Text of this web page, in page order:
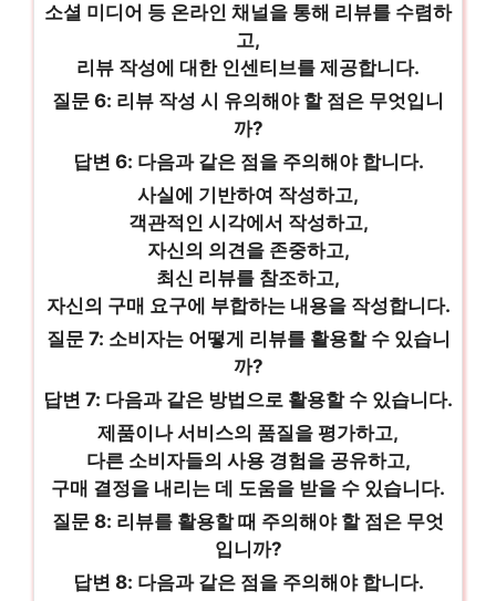
소셜 미디어 등 온라인 채널을 통해 리뷰를 수렴하
고,
리뷰 작성에 대한 인센티브를 제공합니다.
질문 6: 리뷰 작성 시 유의해야 할 점은 무엇입니
까?
답변 6: 다음과 같은 점을 주의해야 합니다.
사실에 기반하여 작성하고,
객관적인 시각에서 작성하고,
자신의 의견을 존중하고,
최신 리뷰를 참조하고,
자신의 구매 요구에 부합하는 내용을 작성합니다.
질문 7: 소비자는 어떻게 리뷰를 활용할 수 있습니
까?
답변 7: 다음과 같은 방법으로 활용할 수 있습니다.
제품이나 서비스의 품질을 평가하고,
다른 소비자들의 사용 경험을 공유하고,
구매 결정을 내리는 데 도움을 받을 수 있습니다.
질문 8: 리뷰를 활용할 때 주의해야 할 점은 무엇
입니까?
답변 8: 다음과 같은 점을 주의해야 합니다.